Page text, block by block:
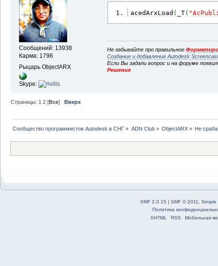
Сообщений: 13938
Карма: 1796
Рыцарь ObjectARX
Skype:
acedArxLoad ( _T(
Не забывайте про правильное
Создание и добавление Autodesk
Если Вы задали вопрос и на форуме
Решение
Страницы:1 2 [Все] Вверх
Сообщество программистов Autodesk в СНГ » ADN Club» ObjectARX» Не
SMF 2.0.15 SMF © 2011, Simple
Политика
XHTML
RSS Мобильная